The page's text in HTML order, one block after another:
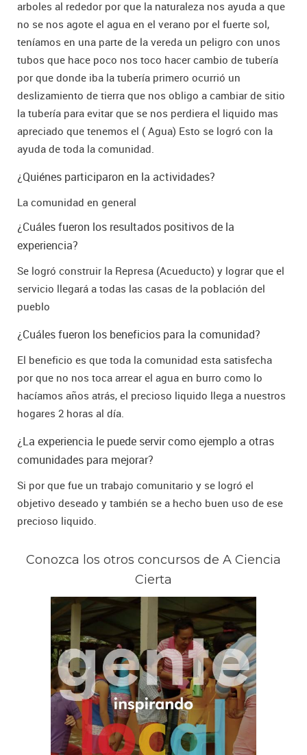
arboles al rededor por que la naturaleza nos ayuda a que
no se nos agote el agua en el verano por el fuerte sol,
teníamos en una parte de la vereda un peligro con unos
tubos que hace poco nos toco hacer cambio de tubería
por que donde iba la tubería primero ocurrió un
deslizamiento de tierra que nos obligo a cambiar de sitio
la tubería para evitar que se nos perdiera el liquido mas
apreciado que tenemos el ( Agua) Esto se logró con la
ayuda de toda la comunidad.
¿Quiénes participaron en la actividades?
La comunidad en general
¿Cuáles fueron los resultados positivos de la
experiencia?
Se logró construir la Represa (Acueducto) y lograr que el
servicio llegará a todas las casas de la población del
pueblo
¿Cuáles fueron los beneficios para la comunidad?
El beneficio es que toda la comunidad esta satisfecha
por que no nos toca arrear el agua en burro como lo
hacíamos años atrás, el precioso liquido llega a nuestros
hogares 2 horas al día.
¿La experiencia le puede servir como ejemplo a otras
comunidades para mejorar?
Si por que fue un trabajo comunitario y se logró el
objetivo deseado y también se a hecho buen uso de ese
precioso liquido.
Conozca los otros concursos de A Ciencia
Cierta